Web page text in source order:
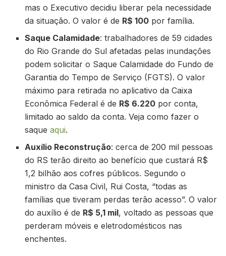
mas o Executivo decidiu liberar pela necessidade
da situação. O valor é de R$ 100 por família.
Saque Calamidade: trabalhadores de 59 cidades
do Rio Grande do Sul afetadas pelas inundações
podem solicitar o Saque Calamidade do Fundo de
Garantia do Tempo de Serviço (FGTS). O valor
máximo para retirada no aplicativo da Caixa
Econômica Federal é de R$ 6.220 por conta,
limitado ao saldo da conta. Veja como fazer o
saqueaqui.
Auxílio Reconstrução: cerca de 200 mil pessoas
do RS terão direito ao benefício que custará R$
1,2 bilhão aos cofres públicos. Segundo o
ministro da Casa Civil, Rui Costa, “todas as
famílias que tiveram perdas terão acesso”. O valor
do auxílio é de R$ 5,1 mil, voltado as pessoas que
perderam móveis e eletrodomésticos nas
enchentes.